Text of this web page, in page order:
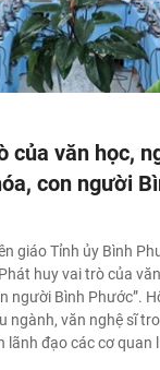
của văn học,
con người
giáo Tỉnh ủy Bình
huy vai trò của
người Bình Phước”.
ngành, văn nghệ sĩ
lãnh đạo các cơ quan